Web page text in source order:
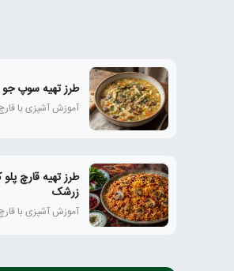
طرز تهیه سوپ جو
آموزش آشپزی با
طرز تهیه قارچ
زرشک
آموزش آشپزی با